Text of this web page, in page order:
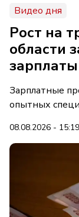
Видео дня
Рост на
области
Зарплатные
опытных
08.08.2026 - 15:19